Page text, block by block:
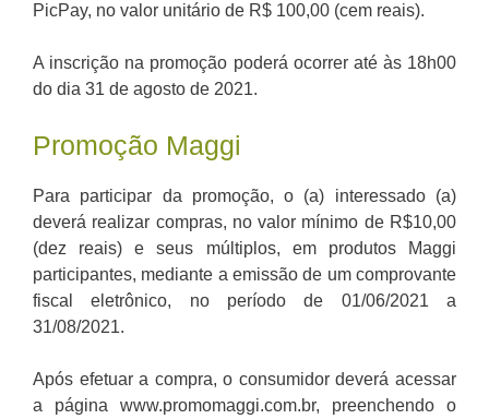
PicPay, no valor unitário de R$ 100,00 (cem reais).
A inscrição na promoção poderá ocorrer até às 18h00
do dia 31 de agosto de 2021.
Promoção Maggi
Para participar da promoção, o (a) interessado (a)
deverá realizar compras, no valor mínimo de R$10,00
(dez reais) e seus múltiplos, em produtos Maggi
participantes, mediante a emissão de um comprovante
fiscal eletrônico, no período de 01/06/2021 a
31/08/2021.
Após efetuar a compra, o consumidor deverá acessar
a página www.promomaggi.com.br, preenchendo o